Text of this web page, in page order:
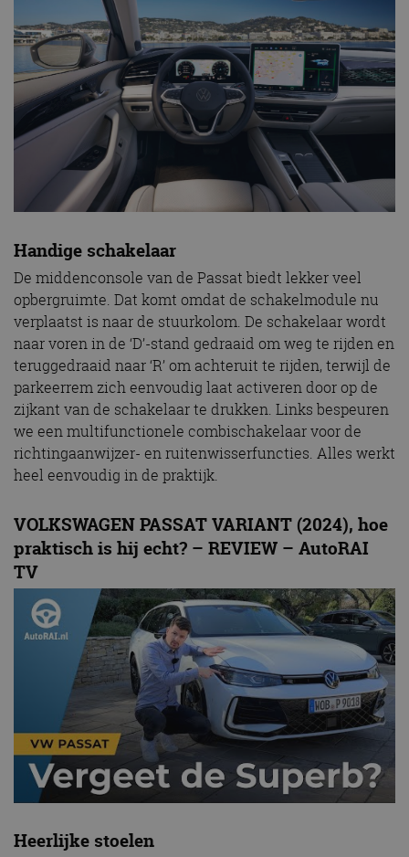
Handige schakelaar
De middenconsole van de Passat biedt lekker veel
opbergruimte. Dat komt omdat de schakelmodule nu
verplaatst is naar de stuurkolom. De schakelaar wordt
naar voren in de ‘D’-stand gedraaid om weg te rijden en
teruggedraaid naar ‘R’ om achteruit te rijden, terwijl de
parkeerrem zich eenvoudig laat activeren door op de
zijkant van de schakelaar te drukken. Links bespeuren
we een multifunctionele combischakelaar voor de
richtingaanwijzer- en ruitenwisserfuncties. Alles werkt
heel eenvoudig in de praktijk.
VOLKSWAGEN PASSAT VARIANT (2024), hoe
praktisch is hij echt? – REVIEW – AutoRAI
TV
Heerlijke stoelen